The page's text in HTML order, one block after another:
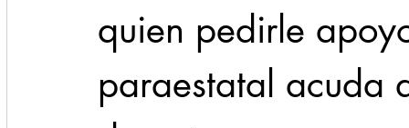
quien pedirle
paraestatal acuda